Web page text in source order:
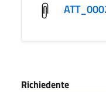
Richiedente